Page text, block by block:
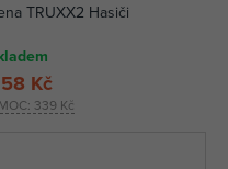
TRUXX2 Hasiči
339 Kč
Kč